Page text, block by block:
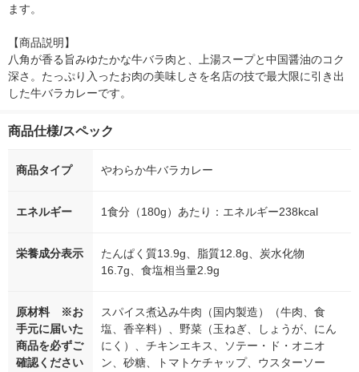
ます。
【商品説明】
八角が香る旨みゆたかな牛バラ肉と、上湯スープと中国醤油のコク
深さ。たっぷり入ったお肉の美味しさを名店の技で最大限に引き出
した牛バラカレーです。
商品仕様/スペック
商品タイプ やわらか牛バラカレー
エネルギー 1食分（180g）あたり：エネルギー238kcal
栄養成分表示
たんぱく質13.9g、脂質12.8g、炭水化物
16.7g、食塩相当量2.9g
原材料 ※お
手元に届いた
商品を必ずご
確認ください
スパイス煮込み牛肉（国内製造）（牛肉、食
塩、香辛料）、野菜（玉ねぎ、しょうが、にん
にく）、チキンエキス、ソテー・ド・オニオ
ン、砂糖、トマトケチャップ、ウスターソー